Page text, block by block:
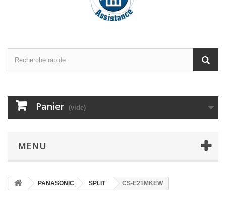
Panier (vide)
MENU
PANASONIC SPLIT CS-E21MKEW